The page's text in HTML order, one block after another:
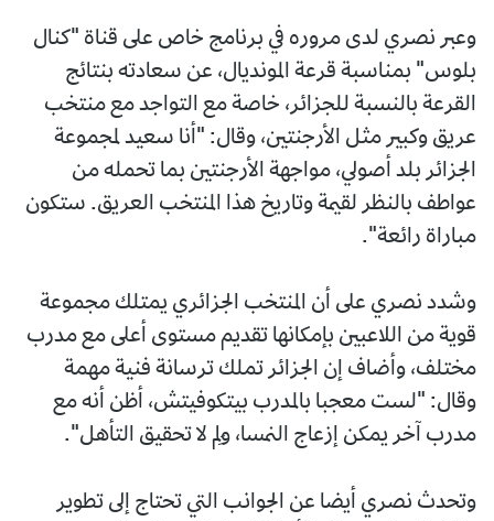
وعبر نصري لدى مروره في برنامج خاص على قناة "كنال
بلوس" بمناسبة قرعة المونديال، عن سعادته بنتائج
القرعة بالنسبة للجزائر، خاصة مع التواجد مع منتخب
عريق وكبير مثل الأرجنتين، وقال: "أنا سعيد لمجموعة
الجزائر بلد أصولي، مواجهة الأرجنتين بما تحمله من
عواطف بالنظر لقيمة وتاريخ هذا المنتخب العريق. ستكون
مباراة رائعة".
وشدد نصري على أن المنتخب الجزائري يمتلك مجموعة
قوية من اللاعبين بإمكانها تقديم مستوى أعلى مع مدرب
مختلف، وأضاف إن الجزائر تملك ترسانة فنية مهمة
وقال: "لست معجبا بالمدرب بيتكوفيتش، أظن أنه مع
مدرب آخر يمكن إزعاج النمسا، ولِمَ لا تحقيق التأهل".
وتحدث نصري أيضا عن الجوانب التي تحتاج إلى تطوير